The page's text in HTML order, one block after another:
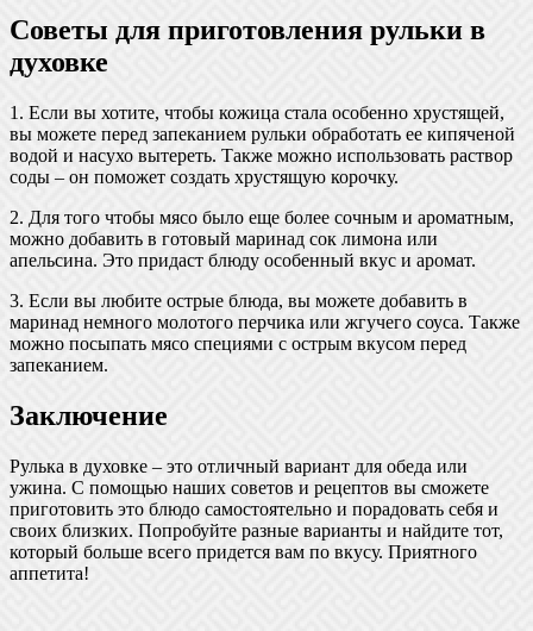
Советы для приготовления рульки в
духовке
1. Если вы хотите, чтобы кожица стала особенно хрустящей,
вы можете перед запеканием рульки обработать ее кипяченой
водой и насухо вытереть. Также можно использовать раствор
соды – он поможет создать хрустящую корочку.
2. Для того чтобы мясо было еще более сочным и ароматным,
можно добавить в готовый маринад сок лимона или
апельсина. Это придаст блюду особенный вкус и аромат.
3. Если вы любите острые блюда, вы можете добавить в
маринад немного молотого перчика или жгучего соуса. Также
можно посыпать мясо специями с острым вкусом перед
запеканием.
Заключение
Рулька в духовке – это отличный вариант для обеда или
ужина. С помощью наших советов и рецептов вы сможете
приготовить это блюдо самостоятельно и порадовать себя и
своих близких. Попробуйте разные варианты и найдите тот,
который больше всего придется вам по вкусу. Приятного
аппетита!